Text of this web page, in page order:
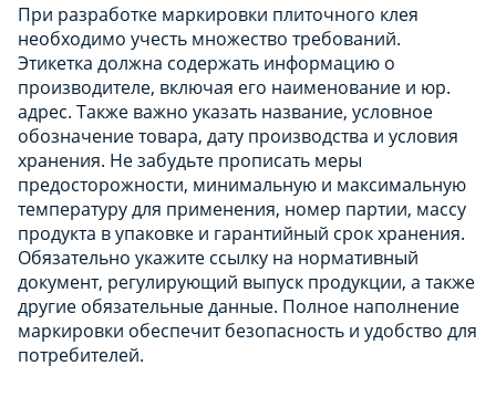
При разработке маркировки плиточного клея
необходимо учесть множество требований.
Этикетка должна содержать информацию о
производителе, включая его наименование и юр.
адрес. Также важно указать название, условное
обозначение товара, дату производства и условия
хранения. Не забудьте прописать меры
предосторожности, минимальную и максимальную
температуру для применения, номер партии, массу
продукта в упаковке и гарантийный срок хранения.
Обязательно укажите ссылку на нормативный
документ, регулирующий выпуск продукции, а также
другие обязательные данные. Полное наполнение
маркировки обеспечит безопасность и удобство для
потребителей.